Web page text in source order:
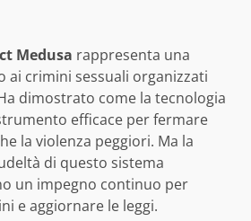
Medusa rappresenta una
ai crimini sessuali organizzati
dimostrato come la tecnologia
efficace per fermare
la violenza peggiori. Ma la
di questo sistema
un impegno continuo per
e aggiornare le leggi.